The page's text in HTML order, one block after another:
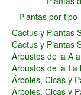
Consejos
Hemisferio
Hemisferio Sur
Animales
Hongos
Plantas por tipo
Cactus y Plantas
Cactus y Plantas
Arbustos de la A
Arbustos de la I a
Árboles, Cicas y
Árboles, Cicas y